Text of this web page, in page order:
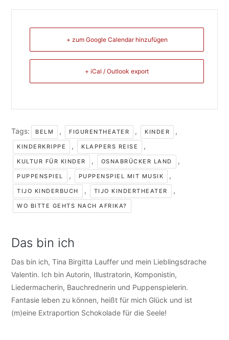
+ zum Google Calendar hinzufügen
+ iCal / Outlook export
Tags: BELM , FIGURENTHEATER , KINDER ,
KINDERKRIPPE , KLAPPERS REISE ,
KULTUR FÜR KINDER , OSNABRÜCKER LAND ,
PUPPENSPIEL , PUPPENSPIEL MIT MUSIK ,
TIJO KINDERBUCH , TIJO KINDERTHEATER ,
WO BITTE GEHTS NACH AFRIKA?
Das bin ich
Das bin ich, Tina Birgitta Lauffer und mein Lieblingsdrache
Valentin. Ich bin Autorin, Illustratorin, Komponistin,
Liedermacherin, Bauchrednerin und Puppenspielerin.
Fantasie leben zu können, heißt für mich Glück und ist
(m)eine Extraportion Schokolade für die Seele!